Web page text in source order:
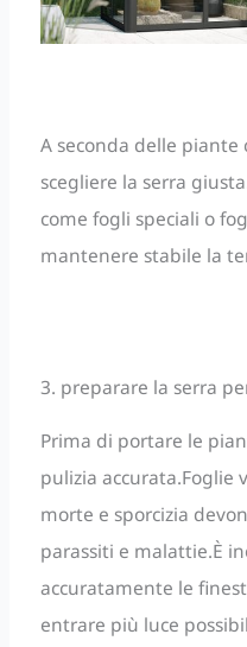
A seconda delle piante
scegliere la serra
come fogli speciali o
mantenere stabile la
3. preparare la serra
Prima di portare le
pulizia accurata.Foglie
morte e sporcizia
parassiti e malattie.È
accuratamente le
entrare più luce